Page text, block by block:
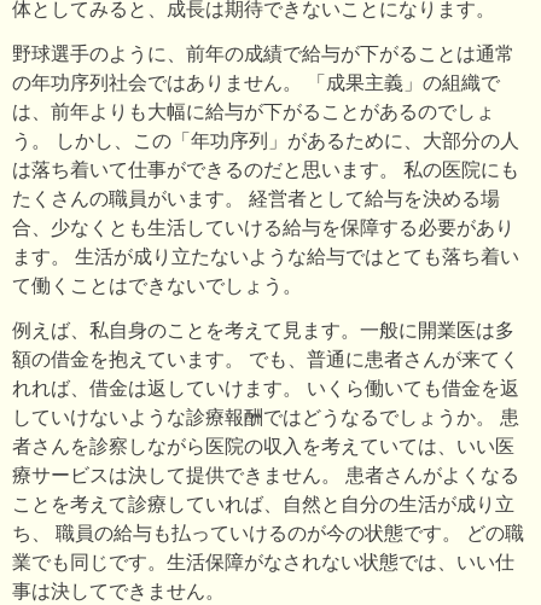
体としてみると、成長は期待できないことになります。
野球選手のように、前年の成績で給与が下がることは通常
の年功序列社会ではありません。 「成果主義」の組織で
は、前年よりも大幅に給与が下がることがあるのでしょ
う。 しかし、この「年功序列」があるために、大部分の人
は落ち着いて仕事ができるのだと思います。 私の医院にも
たくさんの職員がいます。 経営者として給与を決める場
合、少なくとも生活していける給与を保障する必要があり
ます。 生活が成り立たないような給与ではとても落ち着い
て働くことはできないでしょう。
例えば、私自身のことを考えて見ます。一般に開業医は多
額の借金を抱えています。 でも、普通に患者さんが来てく
れれば、借金は返していけます。 いくら働いても借金を返
していけないような診療報酬ではどうなるでしょうか。 患
者さんを診察しながら医院の収入を考えていては、いい医
療サービスは決して提供できません。 患者さんがよくなる
ことを考えて診療していれば、自然と自分の生活が成り立
ち、 職員の給与も払っていけるのが今の状態です。 どの職
業でも同じです。生活保障がなされない状態では、いい仕
事は決してできません。